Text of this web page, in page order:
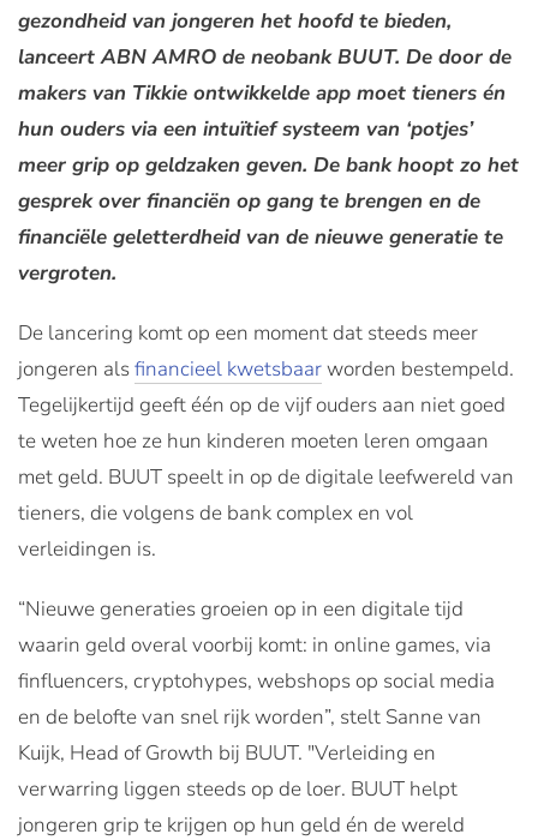
gezondheid van jongeren het hoofd te bieden,
lanceert ABN AMRO de neobank BUUT. De door de
makers van Tikkie ontwikkelde app moet tieners én
hun ouders via een intuïtief systeem van ‘potjes’
meer grip op geldzaken geven. De bank hoopt zo het
gesprek over financiën op gang te brengen en de
financiële geletterdheid van de nieuwe generatie te
vergroten.
De lancering komt op een moment dat steeds meer
jongeren alsfinancieel kwetsbaarworden bestempeld.
Tegelijkertijd geeft één op de vijf ouders aan niet goed
te weten hoe ze hun kinderen moeten leren omgaan
met geld. BUUT speelt in op de digitale leefwereld van
tieners, die volgens de bank complex en vol
verleidingen is.
“Nieuwe generaties groeien op in een digitale tijd
waarin geld overal voorbij komt: in online games, via
finfluencers, cryptohypes, webshops op social media
en de belofte van snel rijk worden”, stelt Sanne van
Kuijk, Head of Growth bij BUUT. "Verleiding en
verwarring liggen steeds op de loer. BUUT helpt
jongeren grip te krijgen op hun geld én de wereld